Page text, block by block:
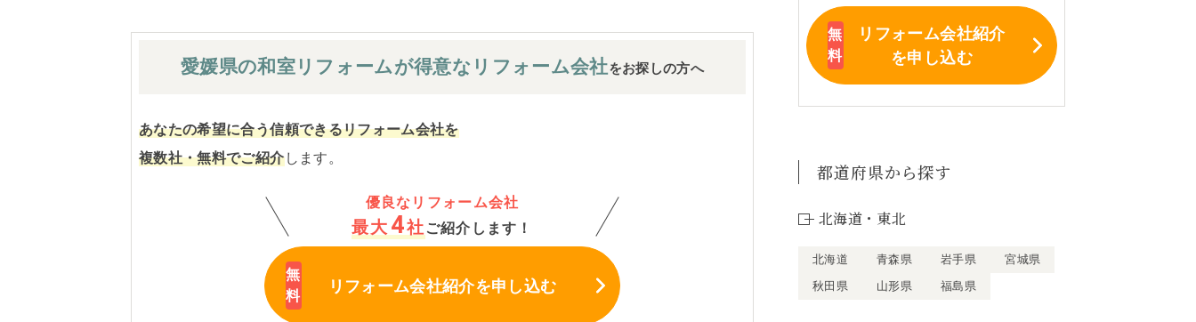
愛媛県の和室 リフォームが得意なリフォーム会社をお探しの方へ
あなたの希望に合う信頼できるリフォーム会社を
複数社・無料でご紹介します。
優良なリフォーム会社
最大 4社 ご紹介します！
リフォーム会社紹介を申し込む
リフォーム会社紹介
を申し込む
都道府県から探す
北海道・東北
北海道 青森県 岩手県
宮城県
秋田県
山形県 福島県